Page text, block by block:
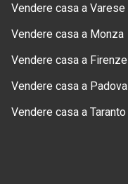
Vendere casa a Varese
Vendere casa a Monza
Vendere casa a Firenze
Vendere casa a Padova
Vendere casa a Taranto